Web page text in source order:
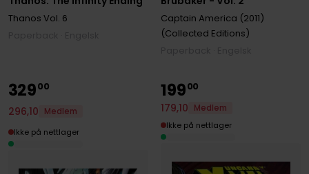
Thanos Vol. 6
Captain America (2011)
(Collected Editions)
32900
296,10
Medlem
Ikke på nettlager
19900
179,10
Medlem
Ikke på nettlager